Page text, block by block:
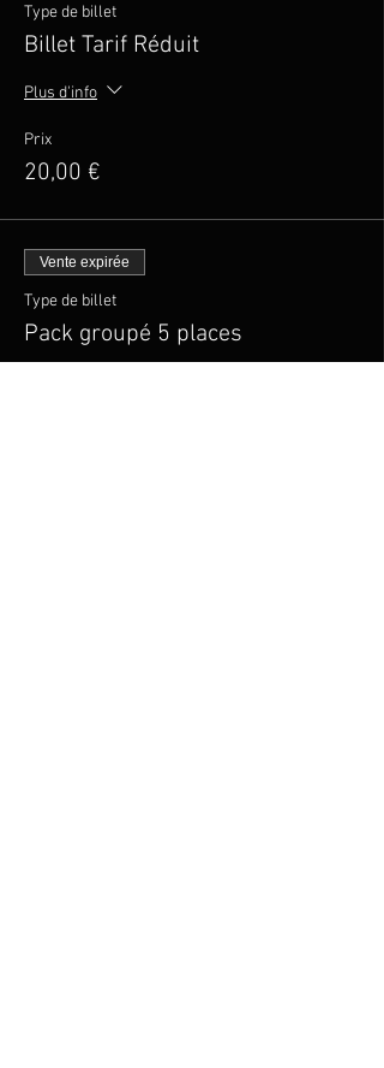
Type de billet
Billet Tarif Réduit
Plus d'info
Prix
20,00 €
Vente expirée
Type de billet
Pack groupé 5 places